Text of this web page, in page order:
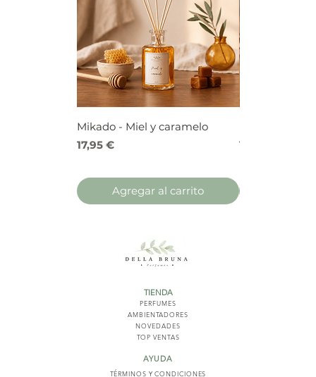
Mikado - Miel y caramelo
Precio
17,95 €
Agregar al carrito
Precio
17,95 €
TIENDA
PERFUMES
AMBIENTADORES
NOVEDADES
TOP VENTAS
AYUDA
TÉRMINOS Y CONDICIONES